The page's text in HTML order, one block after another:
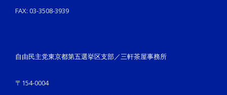
FAX: 03-3508-3939
自由民主党東京都第五選挙区支部／三軒茶屋事務所
〒154-0004